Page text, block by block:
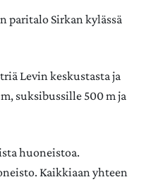
paritalo Sirkan kylässä
Levin keskustasta ja
suksibussille 500 m ja
huoneistoa.
Kaikkiaan yhteen